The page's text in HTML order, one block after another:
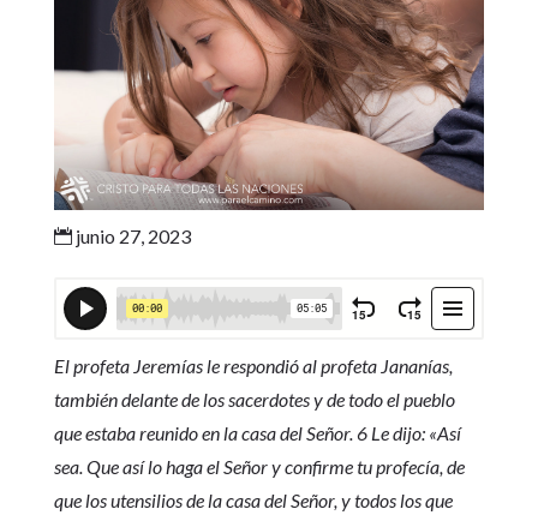
junio 27, 2023
El profeta Jeremías le respondió al profeta Jananías,
también delante de los sacerdotes y de todo el pueblo
que estaba reunido en la casa del Señor. 6 Le dijo: «Así
sea. Que así lo haga el Señor y confirme tu profecía, de
que los utensilios de la casa del Señor, y todos los que